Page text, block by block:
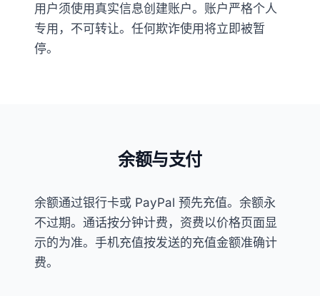
用户须使用真实信息创建账户。账户严格个人
专用，不可转让。任何欺诈使用将立即被暂
停。
余额与支付
余额通过银行卡或 PayPal 预先充值。余额永
不过期。通话按分钟计费，资费以价格页面显
示的为准。手机充值按发送的充值金额准确计
费。